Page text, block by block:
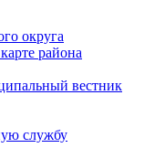
округа
района
вестник
службу